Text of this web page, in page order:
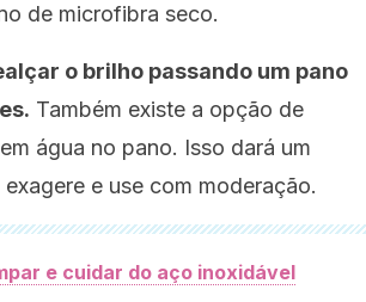
de microfibra seco.
o brilho passando um pano
Também existe a opção de
água no pano. Isso dará um
e use com moderação.
e cuidar do aço inoxidável